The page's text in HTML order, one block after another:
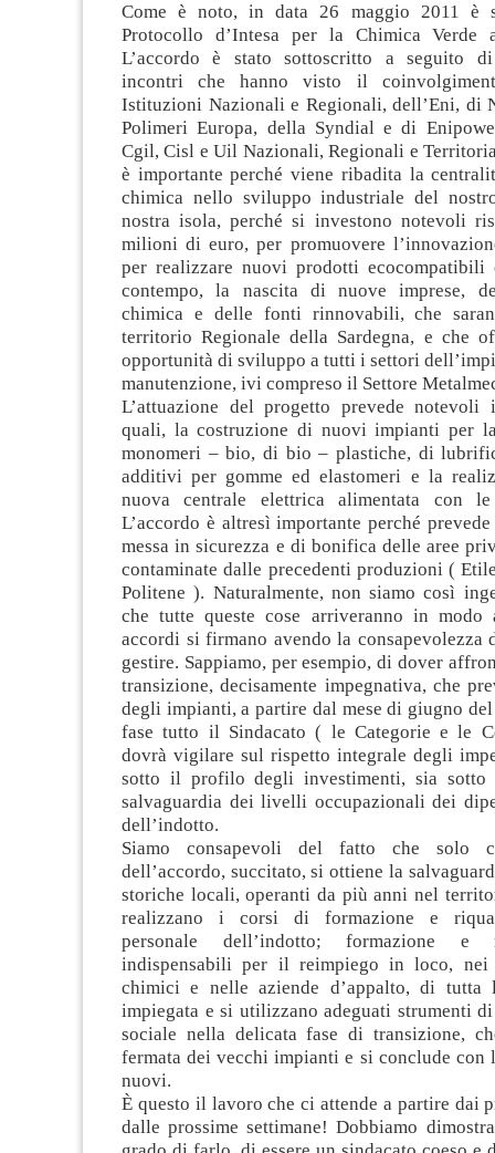
Come è noto, in data 26 maggio 2011 è
Protocollo d’Intesa per la Chimica Verde
L’accordo è stato sottoscritto a seguito di
incontri che hanno visto il
Istituzioni Nazionali e Regionali, dell’Eni, di
Polimeri Europa, della Syndial e di
Cgil, Cisl e Uil Nazionali, Regionali e
è importante perché viene ribadita la
chimica nello sviluppo industriale del
nostra isola, perché si investono notevoli
milioni di euro, per promuovere
per realizzare nuovi prodotti ecocompatibili
contempo, la nascita di nuove imprese,
chimica e delle fonti rinnovabili, che
territorio Regionale della Sardegna, e che
opportunità di sviluppo a tutti i settori
manutenzione, ivi compreso il Settore
L’attuazione del progetto prevede
quali, la costruzione di nuovi impianti per
monomeri – bio, di bio – plastiche, di
additivi per gomme ed elastomeri e la
nuova centrale elettrica alimentata con
L’accordo è altresì importante perché
messa in sicurezza e di bonifica delle aree
contaminate dalle precedenti produzioni (
Politene ). Naturalmente, non siamo così
che tutte queste cose arriveranno in modo
accordi si firmano avendo la consapevolezza
gestire. Sappiamo, per esempio, di dover
transizione, decisamente impegnativa, che
degli impianti, a partire dal mese di giugno
fase tutto il Sindacato ( le Categorie e le
dovrà vigilare sul rispetto integrale degli
sotto il profilo degli investimenti, sia
salvaguardia dei livelli occupazionali dei
dell’indotto.
Siamo consapevoli del fatto che solo
dell’accordo, succitato, si ottiene la
storiche locali, operanti da più anni nel
realizzano i corsi di formazione e
personale dell’indotto; formazione e
indispensabili per il reimpiego in loco,
chimici e nelle aziende d’appalto, di tutta
impiegata e si utilizzano adeguati strumenti
sociale nella delicata fase di transizione,
fermata dei vecchi impianti e si conclude con
nuovi.
È questo il lavoro che ci attende a partire dai
dalle prossime settimane! Dobbiamo